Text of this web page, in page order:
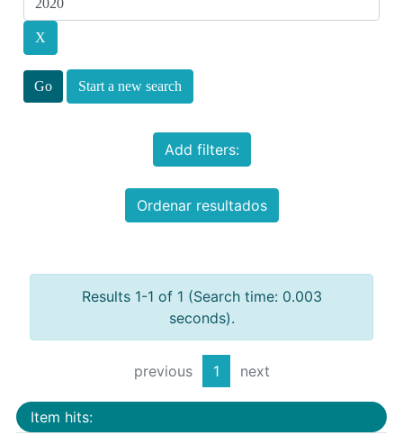
Start a new search
Add filters:
Ordenar resultados
Results 1-1 of 1 (Search time: 0.003
seconds).
previous 1 next
Item hits: